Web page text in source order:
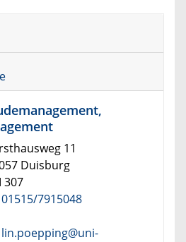
11
Duisburg
307
01515/7915048
lin.poepping@uni-